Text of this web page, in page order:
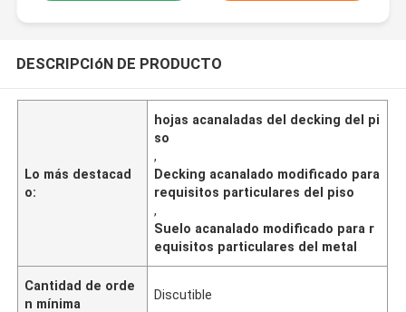
DESCRIPCIóN DE PRODUCTO
Lo más destacad
o:
hojas acanaladas del decking del pi
so
,
Decking acanalado modificado para
requisitos particulares del piso
,
Suelo acanalado modificado para r
equisitos particulares del metal
Cantidad de orde
n mínima
Discutible